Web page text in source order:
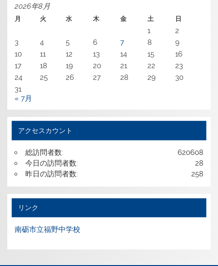
2026年8月
月 火 水 木 金 土 日
1
2
3
4 5 6 7 8
9
10
11 12 13 14 15
16
17
18 19 20 21 22
23
24
25 26 27 28 29
30
31
« 7月
アクセスカウント
620608
総訪問者数:
28
今日の訪問者数:
258
昨日の訪問者数:
リンク
南砺市立福野中学校